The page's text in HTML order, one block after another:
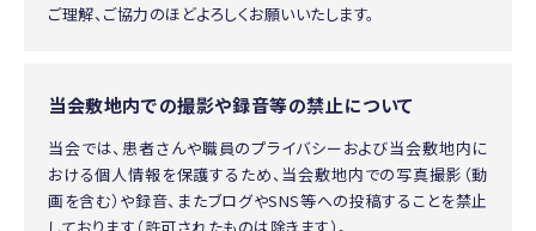
ご理解、ご協力のほどよろしくお願いいたします。
当会敷地内での撮影や録音等の禁止について
当会では、患者さんや職員のプライバシーおよび当会敷地内に
おける個人情報を保護するため、当会敷地内での写真撮影（動
画を含む）や録音、またブログやSNS等への投稿することを禁止